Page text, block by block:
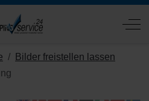
Off-
Bilder freistellen lassen